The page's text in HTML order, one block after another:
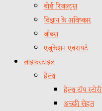
बोर्ड रिजल्ट्स
विज्ञान के अविष्कार
जॉब्स
एजुकेशन एक्सपर्ट
लाइफस्टाइल
हेल्थ
हेल्थ टॉप स्टोरी
अच्छी सेहत